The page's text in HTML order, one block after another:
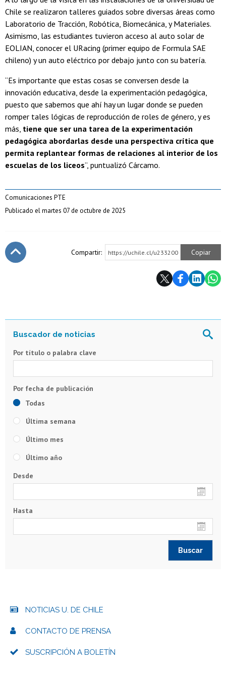
Chile se realizaron talleres guiados sobre diversas áreas como
Laboratorio de Tracción, Robótica, Biomecánica, y Materiales.
Asimismo, las estudiantes tuvieron acceso al auto solar de
EOLIAN, conocer el URacing (primer equipo de Formula SAE
chileno) y un auto eléctrico por debajo junto con su batería.
“Es importante que estas cosas se conversen desde la
innovación educativa, desde la experimentación pedagógica,
puesto que sabemos que ahí hay un lugar donde se pueden
romper tales lógicas de reproducción de roles de género, y es
más, tiene que ser una tarea de la experimentación
pedagógica abordarlas desde una perspectiva crítica que
permita replantear formas de relaciones al interior de los
escuelas de los liceos”, puntualizó Cárcamo.
Comunicaciones PTE
Publicado el martes 07 de octubre de 2025
Compartir: https://uchile.cl/u233200 Copiar
Por título o palabra clave
Todas
Última semana
Último mes
Último año
Desde
Hasta
NOTICIAS U. DE CHILE
CONTACTO DE PRENSA
SUSCRIPCIÓN A BOLETÍN